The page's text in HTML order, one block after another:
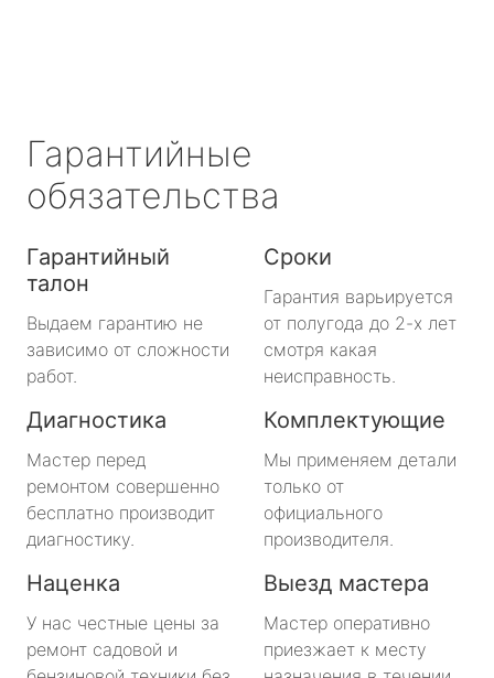
Гарантийные
обязательства
Гарантийный
талон
Выдаем гарантию не
зависимо от сложности
работ.
Сроки
Гарантия варьируется
от полугода до 2-х лет
смотря какая
неисправность.
Диагностика
Мастер перед
ремонтом совершенно
бесплатно производит
диагностику.
Комплектующие
Мы применяем детали
только от
официального
производителя.
Наценка
У нас честные цены за
ремонт садовой и
Выезд мастера
Мастер оперативно
приезжает к месту